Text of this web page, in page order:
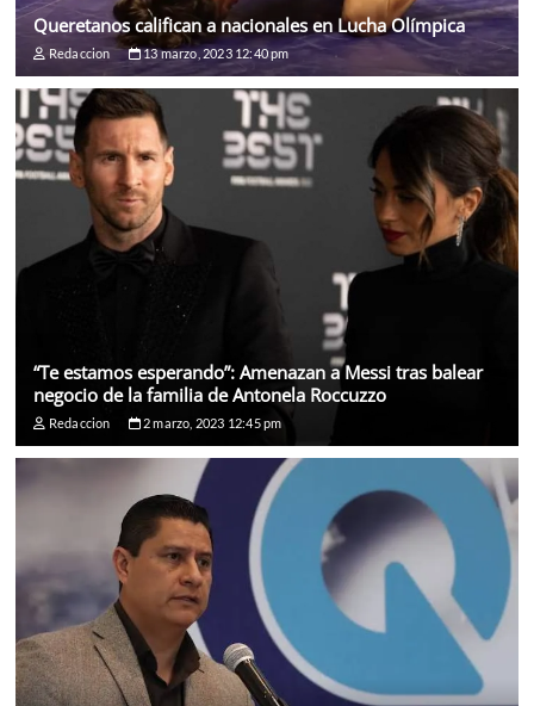
Queretanos califican a nacionales en Lucha Olímpica
Redaccion 13 marzo, 2023 12:40 pm
“Te estamos esperando”: Amenazan a Messi tras balear
negocio de la familia de Antonela Roccuzzo
Redaccion 2 marzo, 2023 12:45 pm